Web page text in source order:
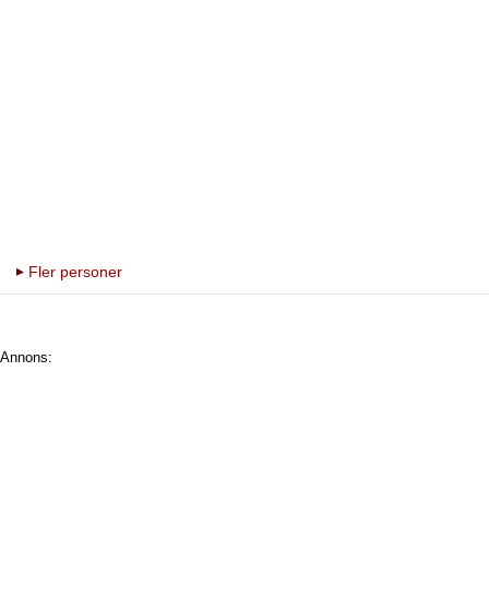
Fler personer
Annons: